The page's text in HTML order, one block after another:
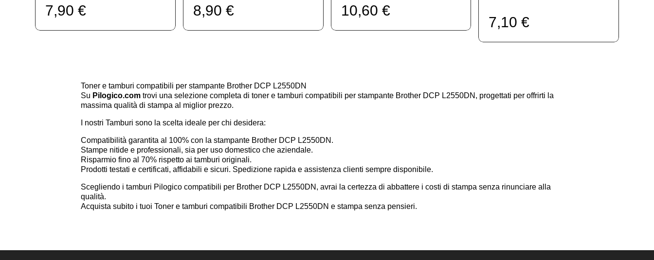
7,90 € 8,90 € 10,60 €
7,10 €
Toner e tamburi compatibili per stampante Brother DCP L2550DN
Su Pilogico.com trovi una selezione completa di toner e tamburi compatibili per stampante Brother DCP L2550DN, progettati per offrirti la
massima qualità di stampa al miglior prezzo.
I nostri Tamburi sono la scelta ideale per chi desidera:
Compatibilità garantita al 100% con la stampante Brother DCP L2550DN.
Stampe nitide e professionali, sia per uso domestico che aziendale.
Risparmio fino al 70% rispetto ai tamburi originali.
Prodotti testati e certificati, affidabili e sicuri. Spedizione rapida e assistenza clienti sempre disponibile.
Scegliendo i tamburi Pilogico compatibili per Brother DCP L2550DN, avrai la certezza di abbattere i costi di stampa senza rinunciare alla
qualità.
Acquista subito i tuoi Toner e tamburi compatibili Brother DCP L2550DN e stampa senza pensieri.